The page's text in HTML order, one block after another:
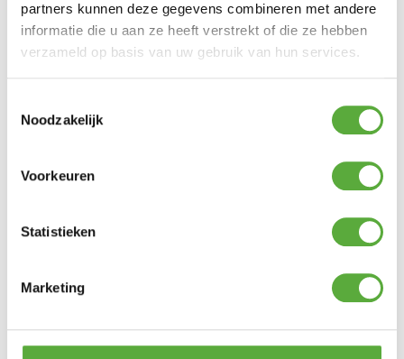
partners kunnen deze gegevens combineren met andere
informatie die u aan ze heeft verstrekt of die ze hebben
verzameld op basis van uw gebruik van hun services.
Noodzakelijk
Voorkeuren
Statistieken
Marketing
Taste by 4 Seasons Outdoor Piacenza dining
tuinstoel – Latte
Taste by 4 Seasons Outdoor Florence dining
Taste by 4 Seasons Outdoor Calma dining
Cortina stapelbare dining tuinstoel – Latte
€149,00